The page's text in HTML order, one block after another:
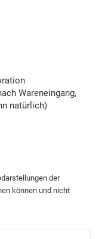
Wareneingang,
natürlich)
der
können und nicht